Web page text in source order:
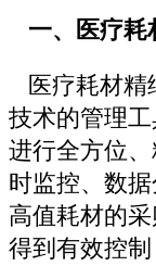
一、医疗耗
医疗耗材精
技术的管理
进行全方位
时监控、数
高值耗材的
得到有效控